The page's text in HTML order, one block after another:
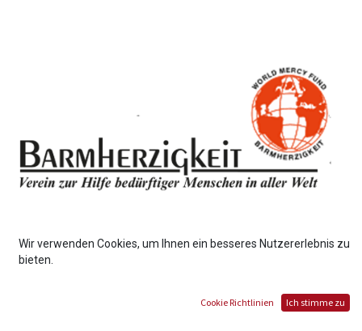
Barmherzigkeit e.V.
unterstützt das Netzwerk bei den Container-Transporten und in
Wir verwenden Cookies, um Ihnen ein besseres Nutzererlebnis zu
bieten.
Cookie Richtlinien Ich stimme zu